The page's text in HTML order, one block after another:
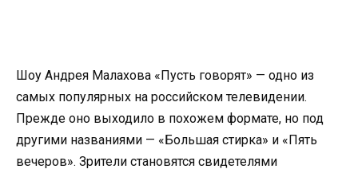
Шоу Андрея Малахова «Пусть говорят» — одно из
самых популярных на российском телевидении.
Прежде оно выходило в похожем формате, но под
другими названиями — «Большая стирка» и «Пять
вечеров». Зрители становятся свидетелями